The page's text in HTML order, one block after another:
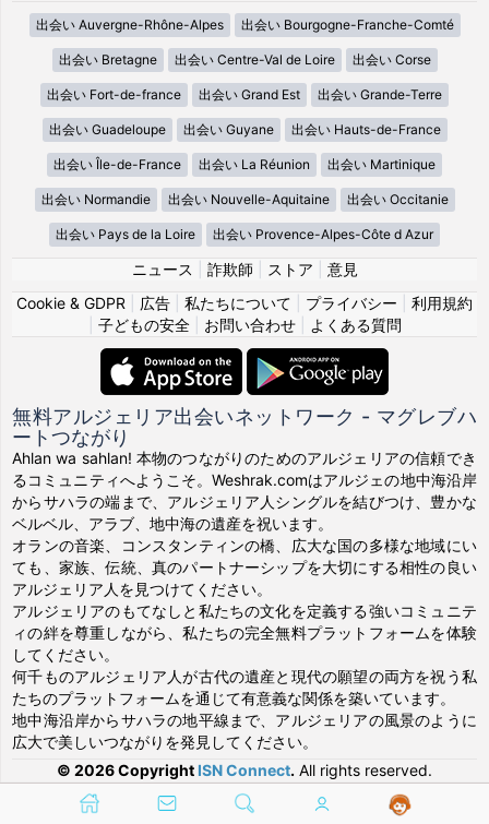
出会い Auvergne-Rhône-Alpes 出会い Bourgogne-Franche-Comté
出会い Bretagne 出会い Centre-Val de Loire 出会い Corse
出会い Fort-de-france 出会い Grand Est 出会い Grande-Terre
出会い Guadeloupe 出会い Guyane 出会い Hauts-de-France
出会い Île-de-France 出会い La Réunion 出会い Martinique
出会い Normandie 出会い Nouvelle-Aquitaine 出会い Occitanie
出会い Pays de la Loire 出会い Provence-Alpes-Côte d Azur
ニュース 詐欺師 ストア
意見
Cookie & GDPR
広告 私たちについて プライバシー
利用規約
子どもの安全| お問い合わせ| よくある質問
無料アルジェリア出会いネットワーク - マグレブハ
ートつながり
Ahlan wa sahlan! 本物のつながりのためのアルジェリアの信頼でき
るコミュニティへようこそ。Weshrak.comはアルジェの地中海沿岸
からサハラの端まで、アルジェリア人シングルを結びつけ、豊かな
ベルベル、アラブ、地中海の遺産を祝います。
オランの音楽、コンスタンティンの橋、広大な国の多様な地域にい
ても、家族、伝統、真のパートナーシップを大切にする相性の良い
アルジェリア人を見つけてください。
アルジェリアのもてなしと私たちの文化を定義する強いコミュニテ
ィの絆を尊重しながら、私たちの完全無料プラットフォームを体験
してください。
何千ものアルジェリア人が古代の遺産と現代の願望の両方を祝う私
たちのプラットフォームを通じて有意義な関係を築いています。
地中海沿岸からサハラの地平線まで、アルジェリアの風景のように
広大で美しいつながりを発見してください。
© 2026 Copyright ISN Connect. All rights reserved.